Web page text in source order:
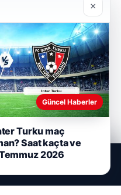
×
Güncel Haberler
Turku maç
Saat kaçta ve
2026